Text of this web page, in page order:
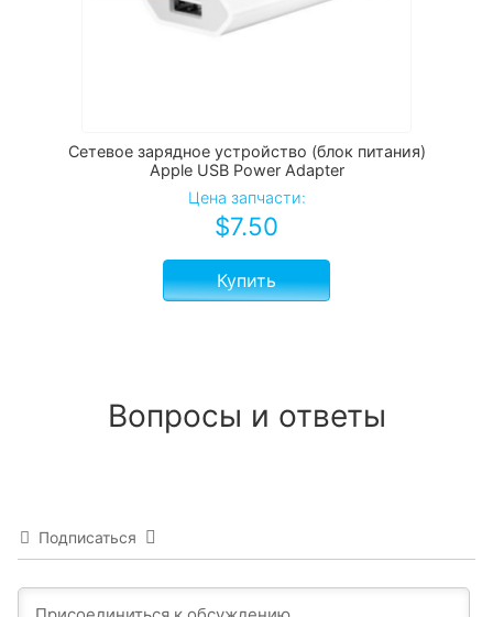
Сетевое зарядное устройство (блок питания)
Apple USB Power Adapter
Цена запчасти:
$7.50
Купить
Вопросы и ответы
Подписаться